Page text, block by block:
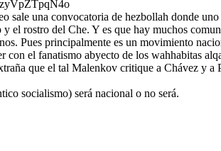
sale una convocatoria de hezbollah donde uno
el rostro del Che. Y es que hay muchos
Pues principalmente es un movimiento
con el fanatismo abyecto de los wahhabitas
que el tal Malenkov critique a Chávez y a
socialismo) será nacional o no será.